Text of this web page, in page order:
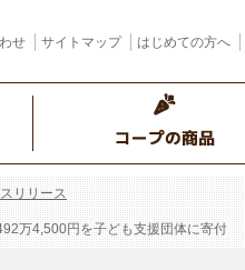
せ サイトマップ はじめての方へ
リリース
万4,500円を子ども支援団体に寄付